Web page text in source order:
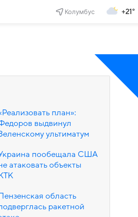
Колумбус +21°
план»:
выдвинул
ультиматум
пообещала США
атаковать объекты
КТК
Пензенская область
ракетной